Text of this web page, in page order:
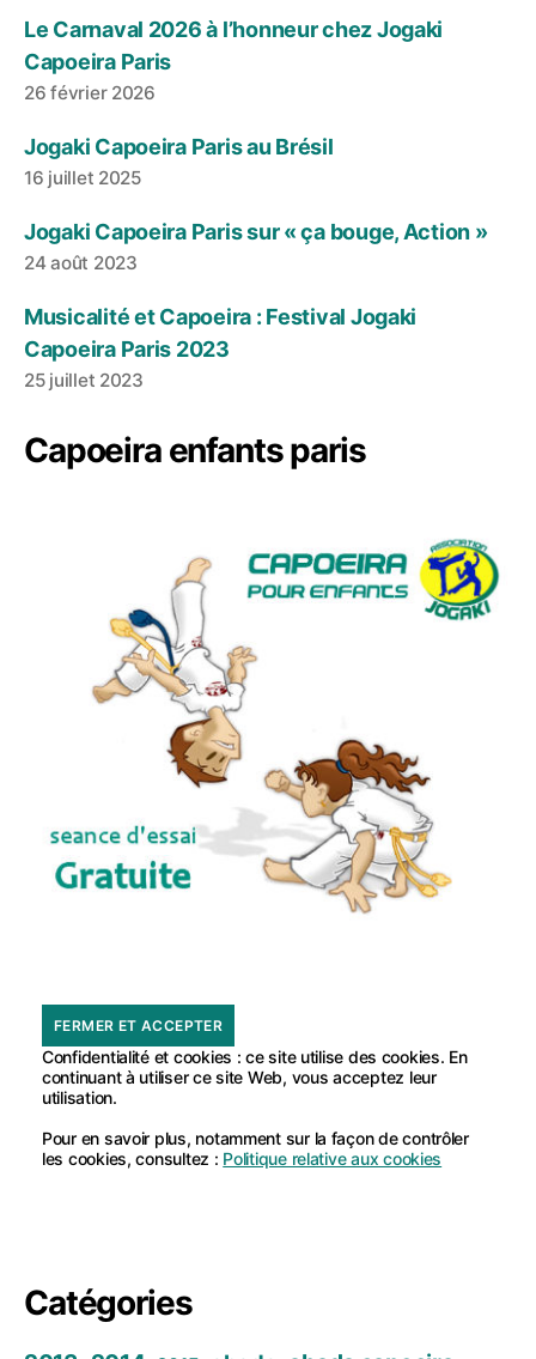
Le Carnaval 2026 à l’honneur chez Jogaki
Capoeira Paris
26 février 2026
Jogaki Capoeira Paris au Brésil
16 juillet 2025
Jogaki Capoeira Paris sur « ça bouge, Action »
24 août 2023
Musicalité et Capoeira : Festival Jogaki
Capoeira Paris 2023
25 juillet 2023
Capoeira enfants paris
Confidentialité et cookies : ce site utilise des cookies. En
continuant à utiliser ce site Web, vous acceptez leur
utilisation.
Pour en savoir plus, notamment sur la façon de contrôler
les cookies, consultez : Politique relative aux cookies
Catégories